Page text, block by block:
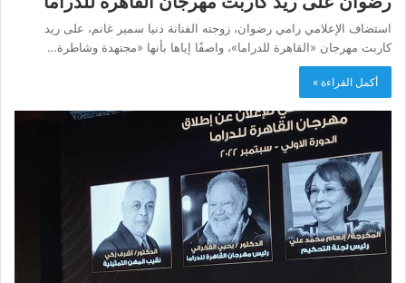
استضاف الإعلامي رامي رضوان، زوجته الفنانة دنيا سمير غانم، على ريد
كاربت مهرجان «القاهرة للدراما»، واصفًا إياها بأنها «مجتهدة وشاطرة…
أكمل القراءة »